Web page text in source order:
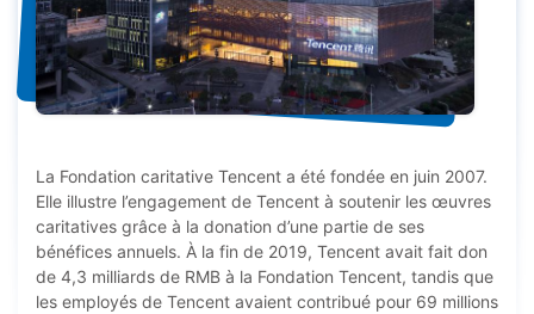
La Fondation caritative Tencent a été fondée en juin 2007.
Elle illustre l’engagement de Tencent à soutenir les œuvres
caritatives grâce à la donation d’une partie de ses
bénéfices annuels. À la fin de 2019, Tencent avait fait don
de 4,3 milliards de RMB à la Fondation Tencent, tandis que
les employés de Tencent avaient contribué pour 69 millions